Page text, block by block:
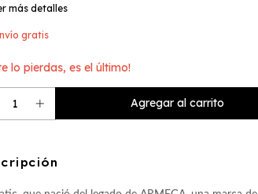
más detalles
gratis
lo pierdas, es el último!